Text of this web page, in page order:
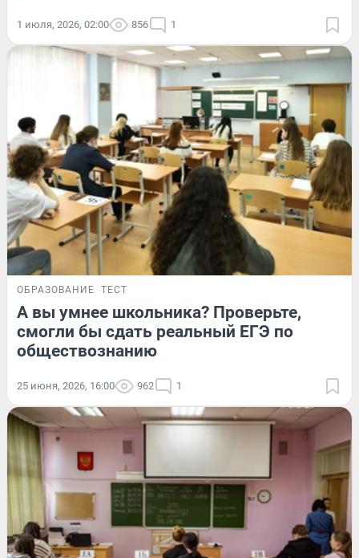
1 июля, 2026, 02:00 856 1
ОБРАЗОВАНИЕ ТЕСТ
А вы умнее школьника? Проверьте,
смогли бы сдать реальный ЕГЭ по
обществознанию
25 июня, 2026, 16:00 962 1